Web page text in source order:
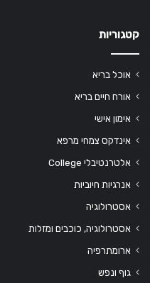
קטגוריות
אוכל בריא
אורח חיים בריא
אימון אישי
אינדקס צמחי מרפא
אלטרנטיבלי College
אנרגיות חיוביות
אסטרולוגיה
אסטרולוגיה, כוכבים ומזלות
ארומתרפיה
גוף ונפש